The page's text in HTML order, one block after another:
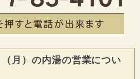
（月）の内湯の営業につい